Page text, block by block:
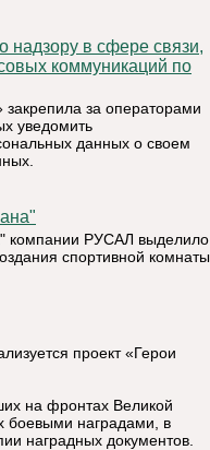
коммуникаций по
за операторами
уведомить
данных о своем
компании РУСАЛ выделило
спортивной комнаты
проект «Герои
на фронтах Великой
боевыми наградами, в
наградных документов.